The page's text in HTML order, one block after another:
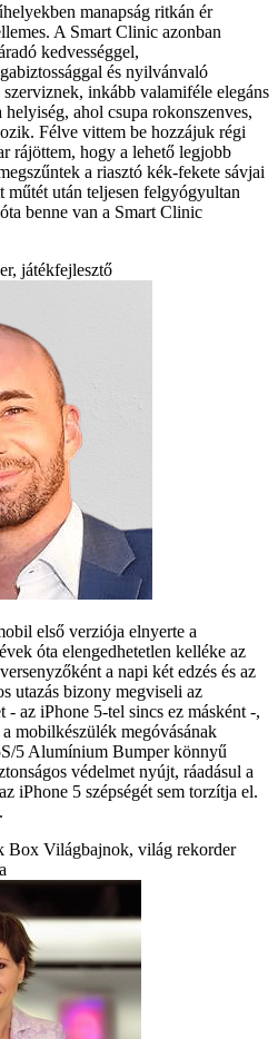
manapság ritkán ér
A Smart Clinic azonban
kedvességgel,
és nyilvánvaló
inkább valamiféle elegáns
ahol csupa rokonszenves,
Félve vittem be hozzájuk régi
rájöttem, hogy a lehető legjobb
a riasztó kék-fekete sávjai
műtét után teljesen felgyógyultan
benne van a Smart Clinic
játékfejlesztő
első verziója elnyerte a
óta elengedhetetlen kelléke az
a napi két edzés és az
utazás bizony megviseli az
- az iPhone 5-tel sincs ez másként -,
mobilkészülék megóvásának
5 Alumínium Bumper könnyű
védelmet nyújt, ráadásul a
iPhone 5 szépségét sem torzítja el.
Világbajnok, világ rekorder